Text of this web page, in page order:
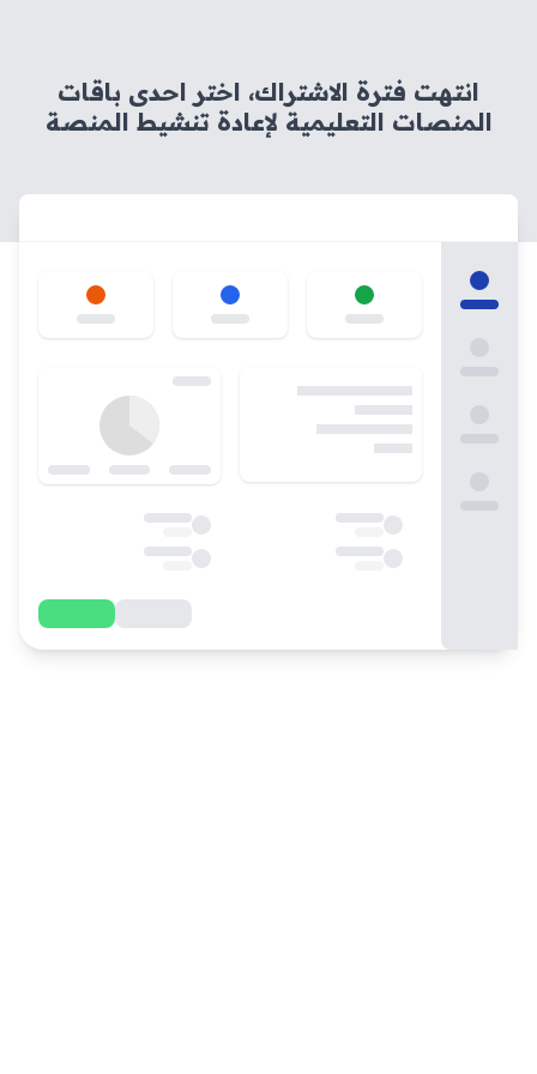
انتهت فترة الاشتراك، اختر احدى باقات
المنصات التعليمية لإعادة تنشيط المنصة